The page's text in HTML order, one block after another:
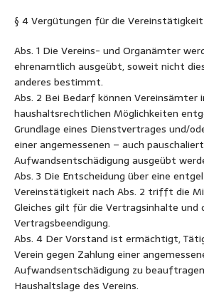
§ 4 Vergütungen für die Vereinstätigkeit
Abs. 1 Die Vereins- und Organämter
ehrenamtlich ausgeübt, soweit nicht
anderes bestimmt.
Abs. 2 Bei Bedarf können Vereinsämter
haushaltsrechtlichen Möglichkeiten
Grundlage eines Dienstvertrages und/
einer angemessenen – auch
Aufwandsentschädigung ausgeübt
Abs. 3 Die Entscheidung über eine
Vereinstätigkeit nach Abs. 2 trifft die
Gleiches gilt für die Vertragsinhalte und
Vertragsbeendigung.
Abs. 4 Der Vorstand ist ermächtigt,
Verein gegen Zahlung einer
Aufwandsentschädigung zu
Haushaltslage des Vereins.